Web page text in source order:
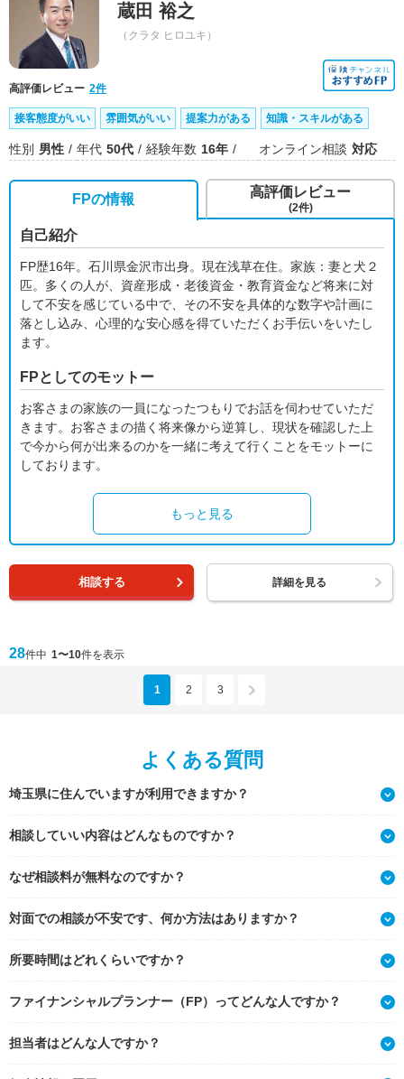
蔵田 裕之
（クラタ ヒロユキ）
高評価レビュー 2件
接客態度がいい 雰囲気がいい 提案力がある 知識・スキルがある
性別 男性 年代 50代 経験年数 16年 オンライン相談 対応
FPの情報
自己紹介
FP歴16年。石川県金沢市出身。現在浅草在住。家族：妻と犬２
匹。多くの人が、資産形成・老後資金・教育資金など将来に対
して不安を感じている中で、その不安を具体的な数字や計画に
落とし込み、心理的な安心感を得ていただくお手伝いをいたし
ます。
FPとしてのモットー
お客さまの家族の一員になったつもりでお話を伺わせていただ
きます。お客さまの描く将来像から逆算し、現状を確認した上
で今から何が出来るのかを一緒に考えて行くことをモットーに
しております。
もっと見る
高評価レビュー
(2件)
相談する 詳細を見る
28件中 1〜10件を表示
1 2 3
よくある質問
埼玉県に住んでいますが利用できますか？
相談していい内容はどんなものですか？
なぜ相談料が無料なのですか？
対面での相談が不安です、何か方法はありますか？
所要時間はどれくらいですか？
ファイナンシャルプランナー（FP）ってどんな人ですか？
担当者はどんな人ですか？